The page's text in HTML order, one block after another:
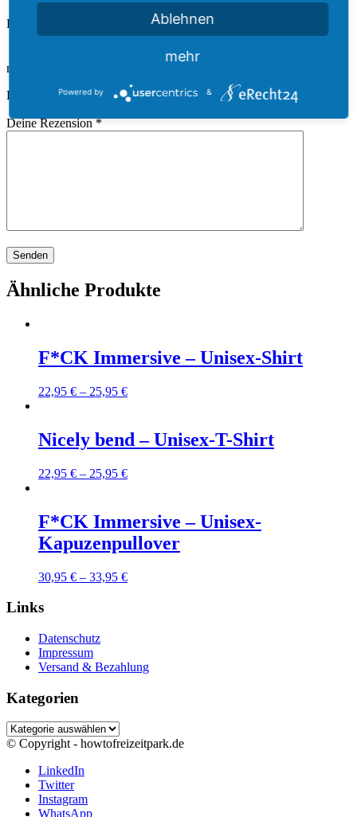
E-Mail
Name, E-Mail-Adresse und Website in diesem Browser für
meinen nächsten Kommentar speichern.
Deine Bewertung*
Deine Rezension*
Ähnliche Produkte
F*CK Immersive – Unisex-Shirt
22,95 € – 25,95 €Preisspanne:
25,95 €
Nicely bend – Unisex-T-Shirt
22,95 € – 25,95 €Preisspanne:
25,95 €
F*CK Immersive – Unisex-
Kapuzenpullover
30,95 € – 33,95 €Preisspanne:
Links
Datenschutz
Impressum
Versand & Bezahlung
Kategorien
Kategorien
© Copyright - howtofreizeitpark.de
LinkedIn
Twitter
Instagram
WhatsApp
Ablehnen
mehr
Powered by &